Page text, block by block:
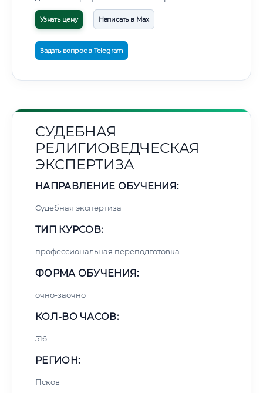
Узнать цену Написать в Max
Задать вопрос в Telegram
СУДЕБНАЯ
РЕЛИГИОВЕДЧЕСКАЯ
ЭКСПЕРТИЗА
НАПРАВЛЕНИЕ ОБУЧЕНИЯ:
Судебная экспертиза
ТИП КУРСОВ:
профессиональная переподготовка
ФОРМА ОБУЧЕНИЯ:
очно-заочно
КОЛ-ВО ЧАСОВ:
516
РЕГИОН:
Псков